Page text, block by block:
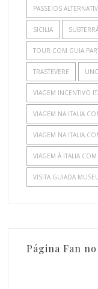
PASSEIOS
SICILIA
TOUR COM GUIA
TRASTEVERE
VIAGEM INCENTIVO
VIAGEM NA ITALIA
VIAGEM NA ITALIA
VIAGEM À ITALIA
VISITA GUIADA
Página Fan